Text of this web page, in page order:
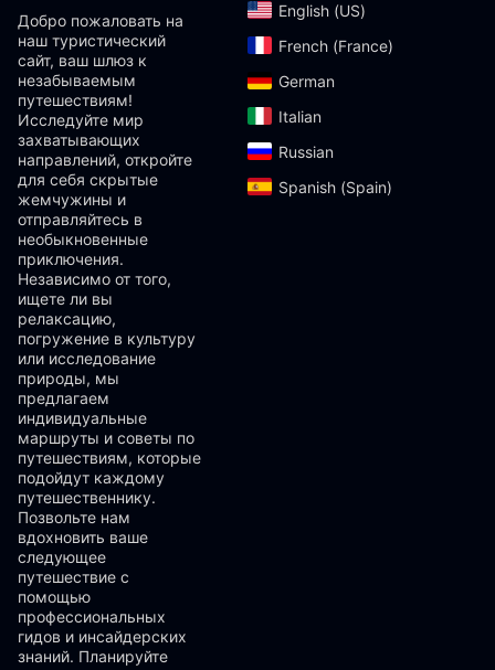
Добро пожаловать на
наш туристический
сайт, ваш шлюз к
незабываемым
путешествиям!
Исследуйте мир
захватывающих
направлений, откройте
для себя скрытые
жемчужины и
отправляйтесь в
необыкновенные
приключения.
Независимо от того,
ищете ли вы
релаксацию,
погружение в культуру
или исследование
природы, мы
предлагаем
индивидуальные
маршруты и советы по
путешествиям, которые
подойдут каждому
путешественнику.
Позвольте нам
вдохновить ваше
следующее
путешествие с
помощью
профессиональных
гидов и инсайдерских
знаний. Планируйте
English (US)‎
French (France)‎
German‎
Italian‎
Russian‎
Spanish (Spain)‎